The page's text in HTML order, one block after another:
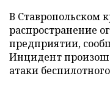
В Ставропольском
распространение
предприятии,
Инцидент
атаки